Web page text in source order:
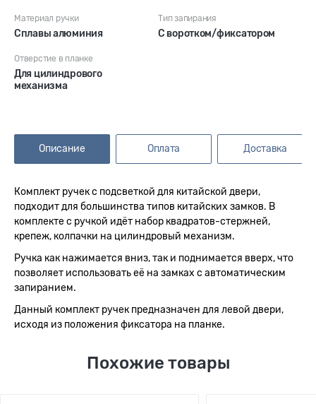
Материал ручки
Сплавы алюминия
Тип запирания
С воротком/фиксатором
Отверстие в планке
Для цилиндрового
механизма
Описание Оплата Доставка
Комплект ручек c подсветкой для китайской двери,
подходит для большинства типов китайских замков. В
комплекте с ручкой идёт набор квадратов-стержней,
крепеж, колпачки на цилиндровый механизм.
Ручка как нажимается вниз, так и поднимается вверх, что
позволяет использовать её на замках с автоматическим
запиранием.
Данный комплект ручек предназначен для левой двери,
исходя из положения фиксатора на планке.
Похожие товары